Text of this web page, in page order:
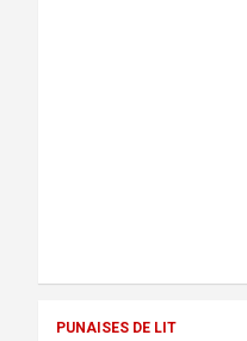
PUNAISES DE LIT